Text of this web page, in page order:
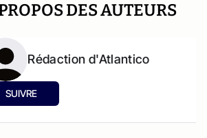
DES AUTEURS
Rédaction d'Atlantico
SUIVRE